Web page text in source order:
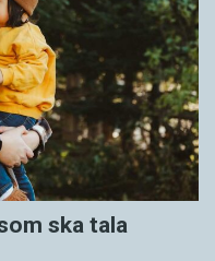
och patienten
mötet; det är så
att bli
och alla har
vill kunna ge
och den tid de
välkomna och
skapas, blir det
ska tala